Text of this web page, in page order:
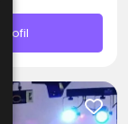
Profil